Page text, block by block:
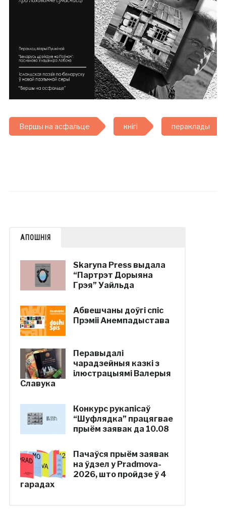
Вершы на асфальце кнігі пераклады
АПОШНІЯ
Skaryna Press выдала
“Партрэт Дорыяна
Грэя” Уайльда
Абвешчаны доўгі спіс
Прэміі Анемпадыстава
Перавыдалі
чарадзейныя казкі з
ілюстрацыямі Валерыя
Славука
Конкурс рукапісаў
“Шуфлядка” працягвае
прыём заявак да 10.08
Пачаўся прыём заявак
на ўдзел у Pradmova-
2026, што пройдзе ў 4
гарадах